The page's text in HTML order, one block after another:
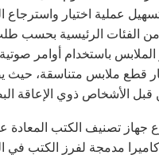
عملية اختيار واسترجاع
الفئات الرئيسية بحسب
الملابس باستخدام أوامر
قطع ملابس متناسقة، حيث
قبل الأشخاص ذوي الإعاقة
جهاز تصنيف الكتب المعادة
مدمجة لفرز الكتب في